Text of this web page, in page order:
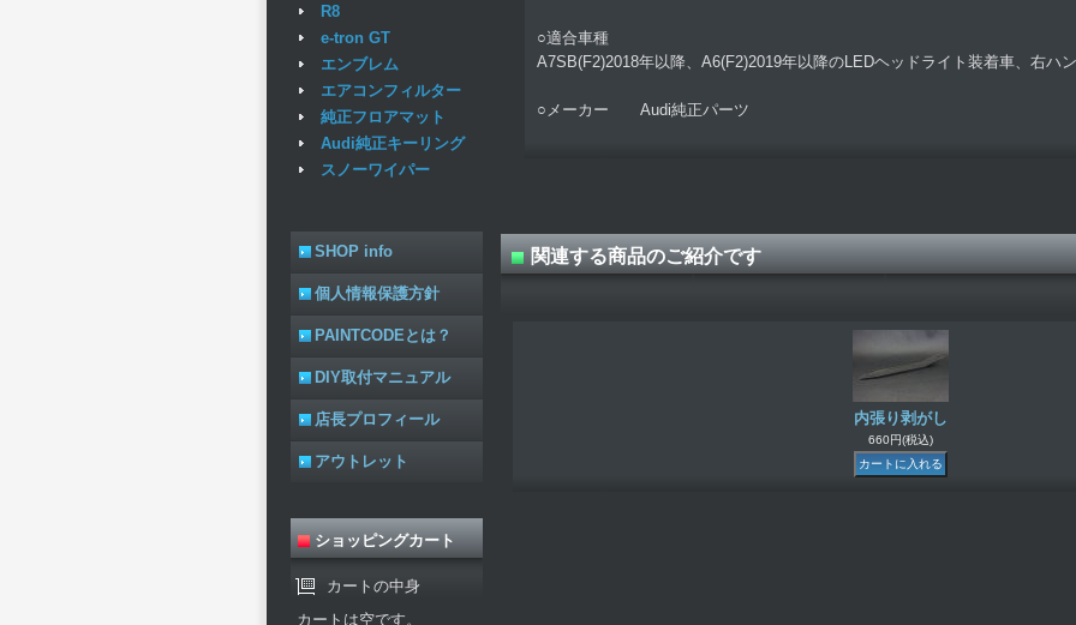
R8
e-tron GT
エンブレム
エアコンフィルター
純正フロアマット
Audi純正キーリング
スノーワイパー
SHOP info
個人情報保護方針
PAINTCODEとは？
DIY取付マニュアル
店長プロフィール
アウトレット
ショッピングカート
カートの中身
カートは空です。
○適合車種
A7SB(F2)2018年以降、A6(F2)2019年以降のLEDヘッドライト装着車、右ハ
○メーカー Audi純正パーツ
関連する商品のご紹介です
内張り剥がし
660円(税込)